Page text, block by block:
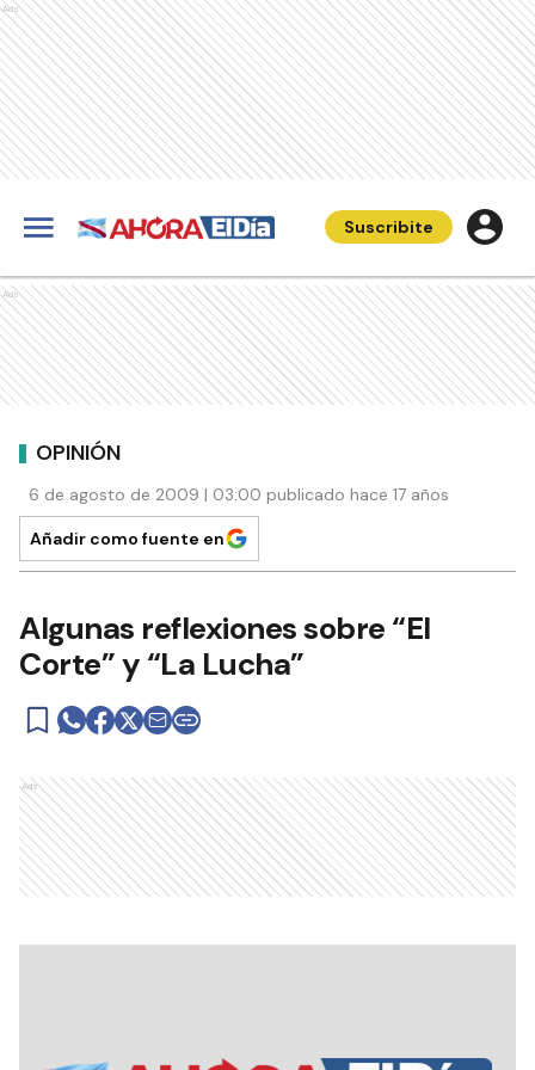
Ads
Suscribite
Ads
OPINIÓN
6 de agosto de 2009 | 03:00 publicado hace 17 años
Añadir como fuente en
Algunas reflexiones sobre “El
Corte” y “La Lucha”
Ads